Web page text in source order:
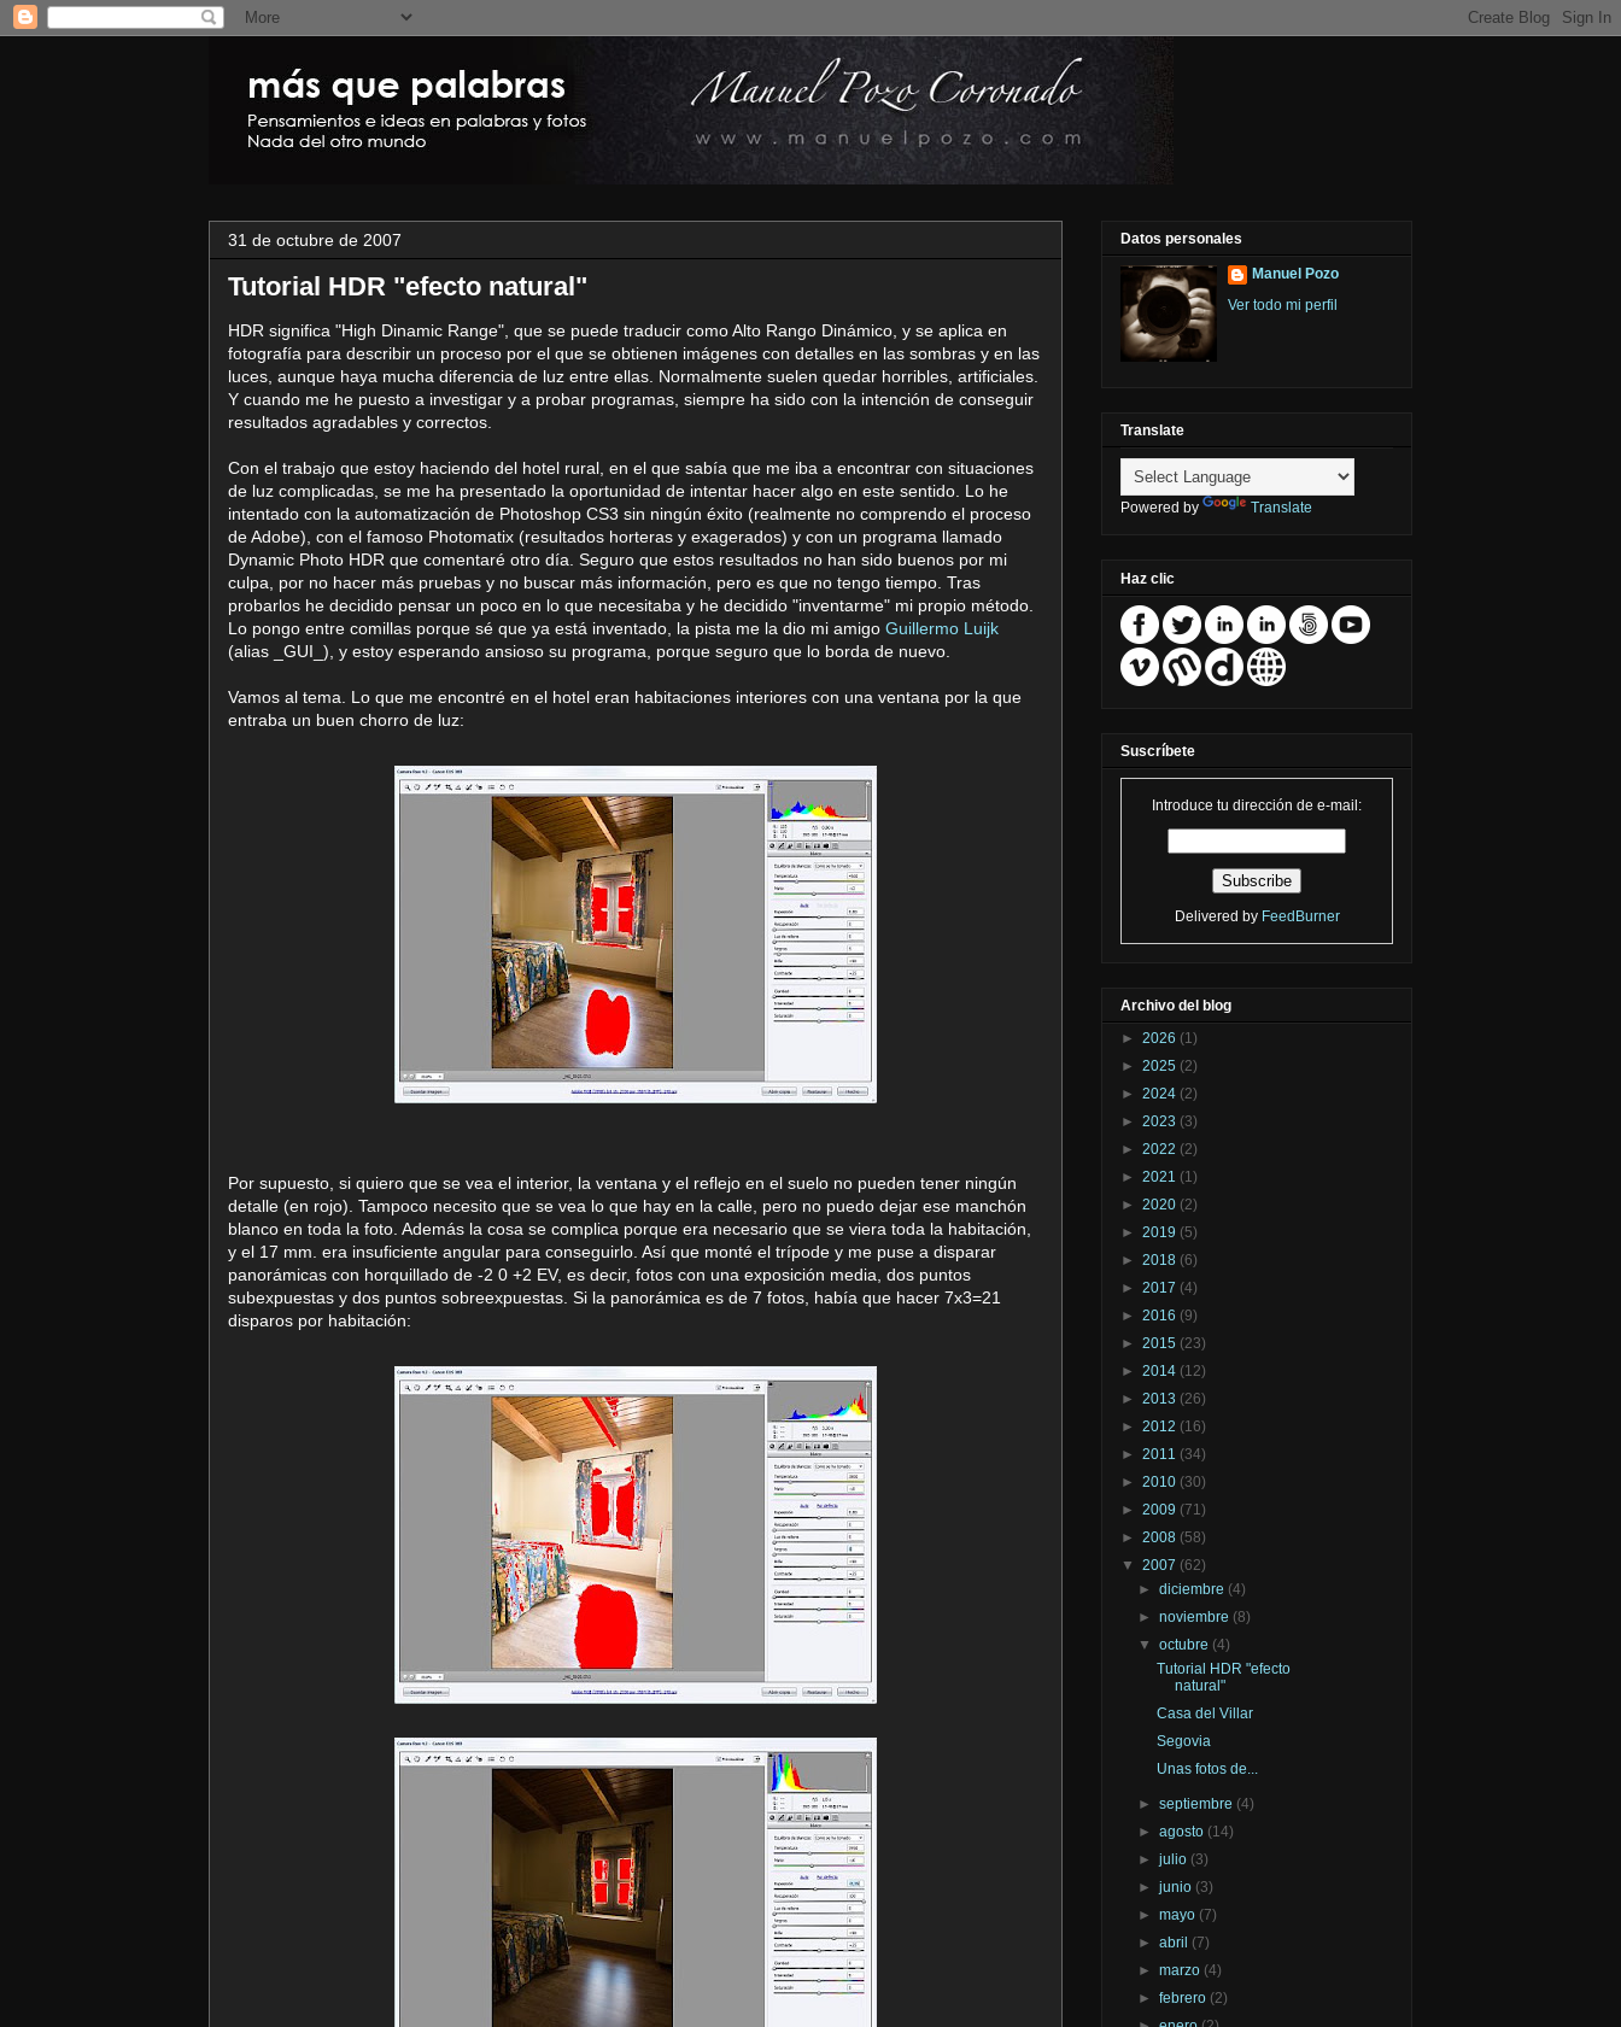
31 de octubre de 2007
Tutorial HDR "efecto natural"
HDR significa "High Dinamic Range", que se puede traducir como Alto Rango Dinámico, y se aplica en
fotografía para describir un proceso por el que se obtienen imágenes con detalles en las sombras y en las
luces, aunque haya mucha diferencia de luz entre ellas. Normalmente suelen quedar horribles, artificiales.
Y cuando me he puesto a investigar y a probar programas, siempre ha sido con la intención de conseguir
resultados agradables y correctos.
Con el trabajo que estoy haciendo del hotel rural, en el que sabía que me iba a encontrar con situaciones
de luz complicadas, se me ha presentado la oportunidad de intentar hacer algo en este sentido. Lo he
intentado con la automatización de Photoshop CS3 sin ningún éxito (realmente no comprendo el proceso
de Adobe), con el famoso Photomatix (resultados horteras y exagerados) y con un programa llamado
Dynamic Photo HDR que comentaré otro día. Seguro que estos resultados no han sido buenos por mi
culpa, por no hacer más pruebas y no buscar más información, pero es que no tengo tiempo. Tras
probarlos he decidido pensar un poco en lo que necesitaba y he decidido "inventarme" mi propio método.
Lo pongo entre comillas porque sé que ya está inventado, la pista me la dio mi amigo Guillermo Luijk
(alias _GUI_), y estoy esperando ansioso su programa, porque seguro que lo borda de nuevo.
Vamos al tema. Lo que me encontré en el hotel eran habitaciones interiores con una ventana por la que
entraba un buen chorro de luz:
Por supuesto, si quiero que se vea el interior, la ventana y el reflejo en el suelo no pueden tener ningún
detalle (en rojo). Tampoco necesito que se vea lo que hay en la calle, pero no puedo dejar ese manchón
blanco en toda la foto. Además la cosa se complica porque era necesario que se viera toda la habitación,
y el 17 mm. era insuficiente angular para conseguirlo. Así que monté el trípode y me puse a disparar
panorámicas con horquillado de -2 0 +2 EV, es decir, fotos con una exposición media, dos puntos
subexpuestas y dos puntos sobreexpuestas. Si la panorámica es de 7 fotos, había que hacer 7x3=21
disparos por habitación:
Datos personales
Manuel Pozo
Ver todo mi perfil
Translate
Powered by Translate
Haz clic
Suscríbete
Introduce tu dirección de e-mail:
Delivered by FeedBurner
Archivo del blog
► 2026 (1)
► 2025 (2)
► 2024 (2)
► 2023 (3)
► 2022 (2)
► 2021 (1)
► 2020 (2)
► 2019 (5)
► 2018 (6)
► 2017 (4)
► 2016 (9)
► 2015 (23)
► 2014 (12)
► 2013 (26)
► 2012 (16)
► 2011 (34)
► 2010 (30)
► 2009 (71)
► 2008 (58)
▼ 2007 (62)
►diciembre (4)
►noviembre (8)
▼octubre (4)
Tutorial HDR "efecto
natural"
Casa del Villar
Segovia
Unas fotos de...
►septiembre (4)
►agosto (14)
►julio (3)
►junio (3)
►mayo (7)
►abril (7)
►marzo (4)
►febrero (2)